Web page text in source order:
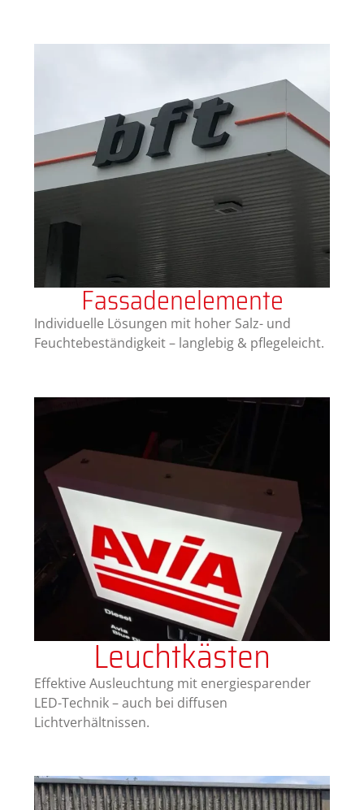
Fassadenelemente
Individuelle Lösungen mit hoher Salz- und
Feuchtebeständigkeit – langlebig & pflegeleicht.
Leuchtkästen
Effektive Ausleuchtung mit energiesparender
LED-Technik – auch bei diffusen
Lichtverhältnissen.